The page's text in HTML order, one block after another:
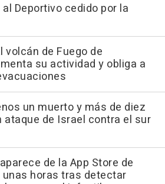
Deportivo cedido por la
volcán de Fuego de
su actividad y obliga a
un muerto y más de diez
ataque de Israel contra el sur
de la App Store de
unas horas tras detectar